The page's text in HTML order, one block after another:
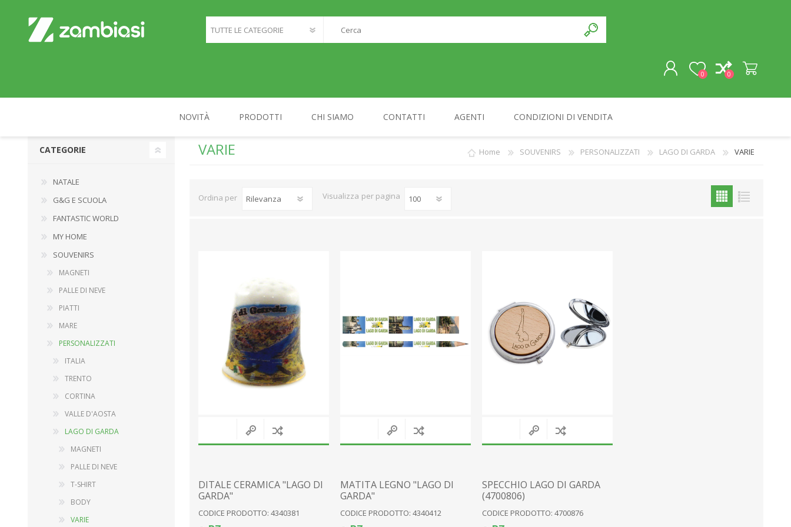
ACCESSO
0 0
NOVITÀ PRODOTTI
DECORAZIONI
COMPLEMENTI D'ARREDO
CARILLON
PALLE DI NEVE
PAESAGGI
ARTICOLI SACRI
GIOCHI IN LEGNO
ARTICOLI DA GIARDINO
COMPLEMENTO D'ARREDO
FATE RESINA
PIXIE RESINA
GNOMY RESINA
PERSONAGGI VARI
STOFFA
CERAMICA
VARIE
MAGNETI
PALLE DI NEVE
PIATTI
MARE
ARTICOLI PER LA
MONTAGNA
CHI SIAMO CONTATTI AGENTI CONDIZIONI DI VENDITA
VARIE Home SOUVENIRS PERSONALIZZATI LAGO DI GARDA VARIE
Ordina per Visualizza per pagina
DITALE CERAMICA "LAGO DI
GARDA"
CODICE PRODOTTO: 4340381
MATITA LEGNO "LAGO DI
GARDA"
CODICE PRODOTTO: 4340412
SPECCHIO LAGO DI GARDA
(4700806)
CODICE PRODOTTO: 4700876
CATEGORIE
NATALE
G&G E SCUOLA
FANTASTIC WORLD
MY HOME
SOUVENIRS
MAGNETI
PALLE DI NEVE
PIATTI
MARE
PERSONALIZZATI
ITALIA
TRENTO
CORTINA
VALLE D'AOSTA
LAGO DI GARDA
MAGNETI
PALLE DI NEVE
T-SHIRT
BODY
VARIE